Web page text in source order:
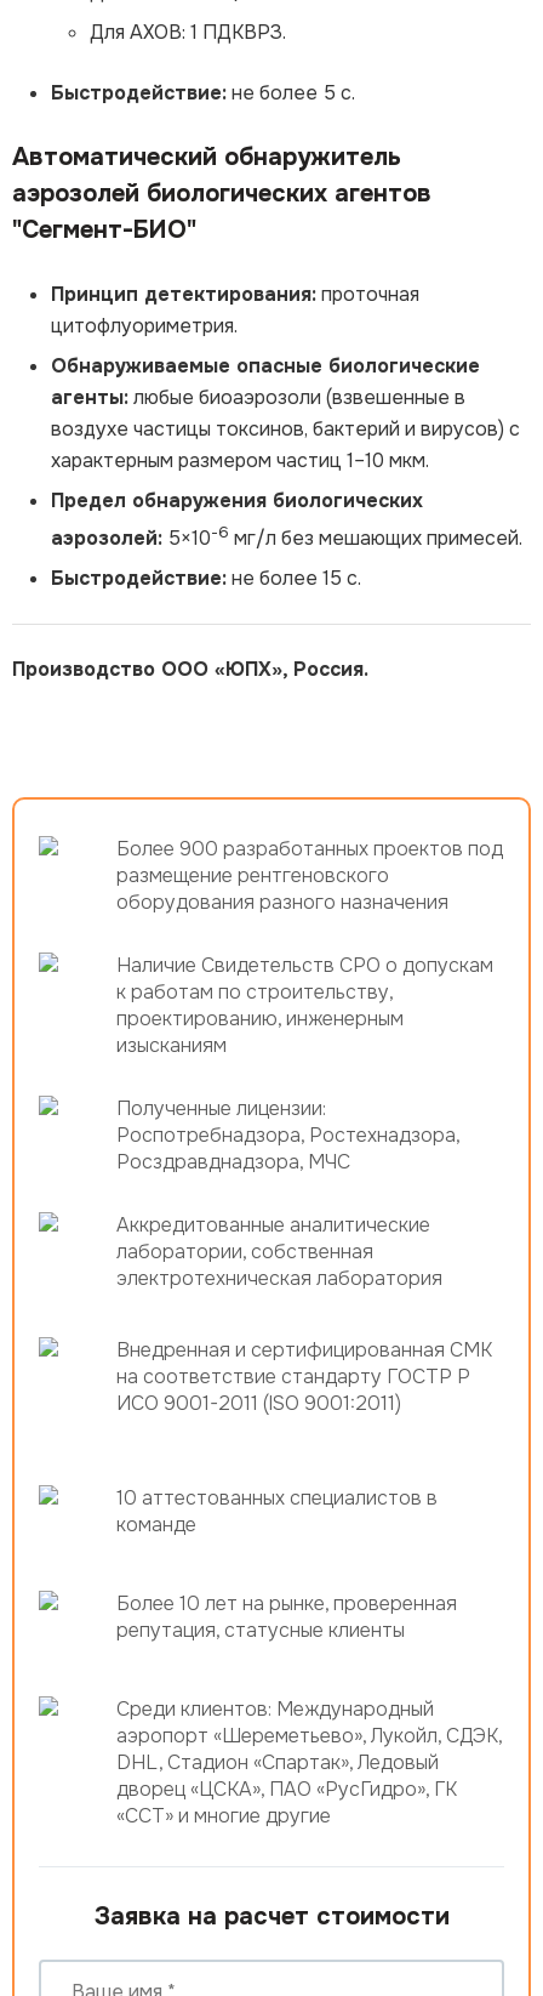
Для АХОВ: 1 ПДКВРЗ.
Быстродействие:не более 5 с.
Автоматический обнаружитель
аэрозолей биологических агентов
"Сегмент-БИО"
Принцип детектирования:проточная
цитофлуориметрия.
Обнаруживаемые опасные биологические
агенты:любые биоаэрозоли (взвешенные в
воздухе частицы токсинов, бактерий и вирусов) с
характерным размером частиц 1–10 мкм.
Предел обнаружения биологических
аэрозолей: 5×10-6 мг/л без мешающих примесей.
Быстродействие:не более 15 с.
Производство ООО «ЮПХ», Россия.
Более 900 разработанных проектов под
размещение рентгеновского
оборудования разного назначения
Наличие Свидетельств СРО о допускам
к работам по строительству,
проектированию, инженерным
изысканиям
Полученные лицензии:
Роспотребнадзора, Ростехнадзора,
Росздравднадзора, МЧС
Аккредитованные аналитические
лаборатории, собственная
электротехническая лаборатория
Внедренная и сертифицированная СМК
на соответствие стандарту ГОСТР Р
ИСО 9001-2011 (ISO 9001:2011)
10 аттестованных специалистов в
команде
Более 10 лет на рынке, проверенная
репутация, статусные клиенты
Среди клиентов: Международный
аэропорт «Шереметьево», Лукойл, СДЭК,
DHL, Стадион «Спартак», Ледовый
дворец «ЦСКА», ПАО «РусГидро», ГК
«ССТ» и многие другие
Заявка на расчет стоимости